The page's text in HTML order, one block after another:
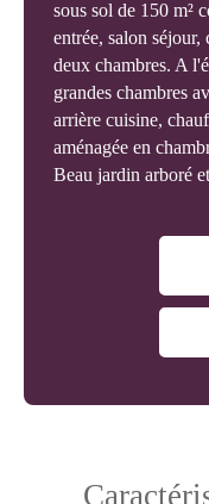
sous sol de 150 m²
entrée, salon séjour,
deux chambres. A
grandes chambres
arrière cuisine,
aménagée en
Beau jardin arboré